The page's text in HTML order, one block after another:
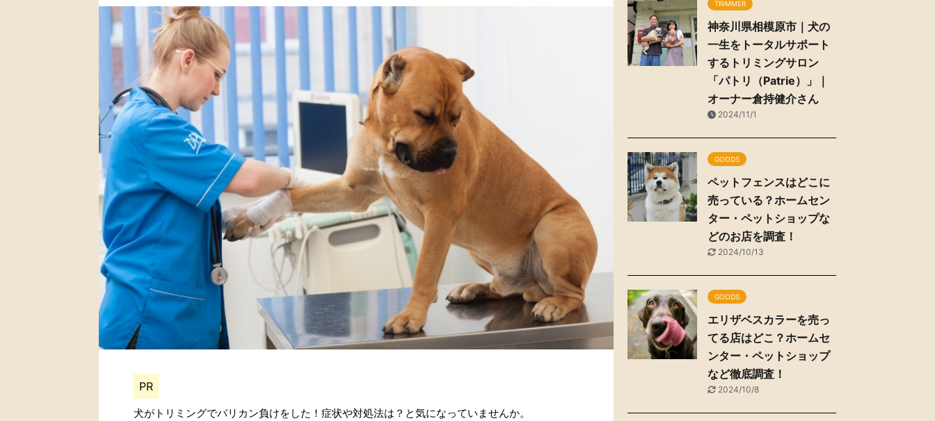
PR
犬がトリミングでバリカン負けをした！症状や対処法は？と気になっていませんか。
TRIMMER
神奈川県相模原市｜犬の
一生をトータルサポート
するトリミングサロン
「パトリ（Patrie）」｜
オーナー倉持健介さん
2024/11/1
GOODS
ペットフェンスはどこに
売っている？ホームセン
ター・ペットショップな
どのお店を調査！
2024/10/13
GOODS
エリザベスカラーを売っ
てる店はどこ？ホームセ
ンター・ペットショップ
など徹底調査！
2024/10/8